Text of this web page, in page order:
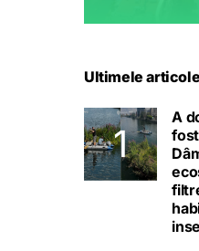
Ultimele articole
A